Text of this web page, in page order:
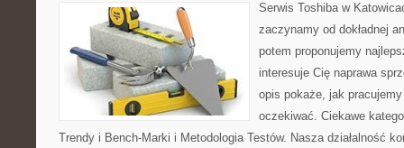
Serwis Toshiba w
zaczynamy od dokładnej
potem proponujemy
interesuje Cię naprawa
opis pokaże, jak
oczekiwać. Ciekawe
Trendy i Bench-Marki i Metodologia Testów. Nasza działalność